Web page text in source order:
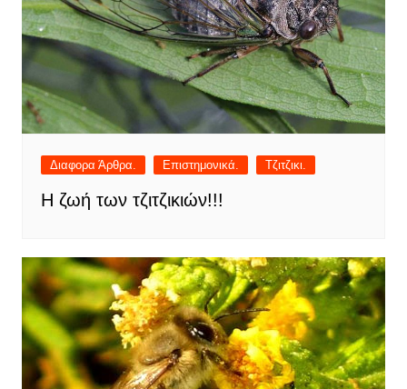
Διαφορα Άρθρα. Επιστημονικά. Τζιτζικι.
Η ζωή των τζιτζικιών!!!